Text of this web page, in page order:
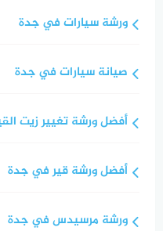
ورشة سيارات في جدة
صيانة سيارات في جدة
أفضل ورشة تغيير زيت
أفضل ورشة قير في جدة
ورشة مرسيدس في جدة